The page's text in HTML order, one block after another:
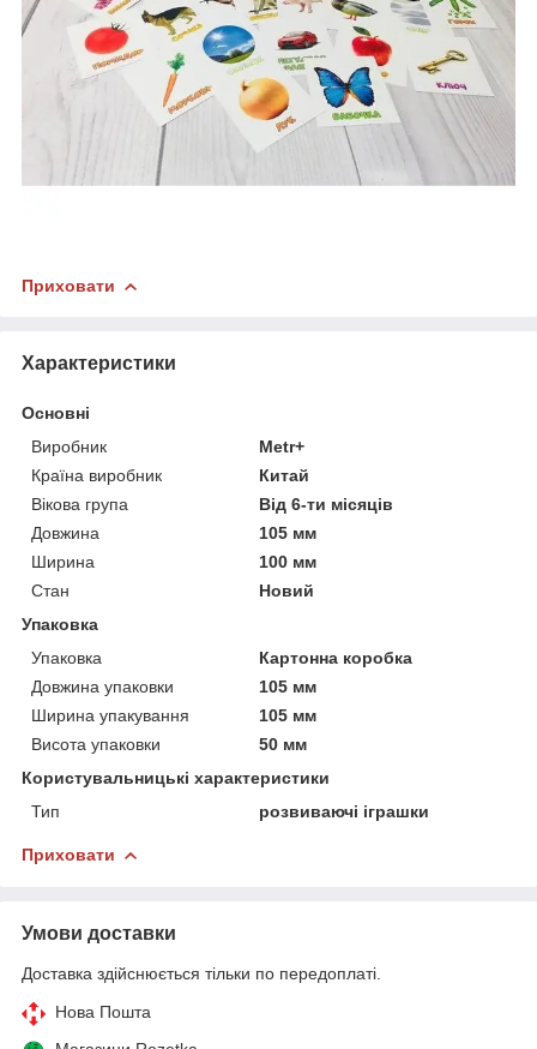
Приховати
Характеристики
Основні
Виробник
Metr+
Країна виробник
Китай
Вікова група
Від 6-ти місяців
Довжина
105 мм
Ширина
100 мм
Стан
Новий
Упаковка
Упаковка
Картонна коробка
Довжина упаковки
105 мм
Ширина упакування
105 мм
Висота упаковки
50 мм
Користувальницькі характеристики
Тип
розвиваючі іграшки
Приховати
Умови доставки
Доставка здійснюється тільки по передоплаті.
Нова Пошта